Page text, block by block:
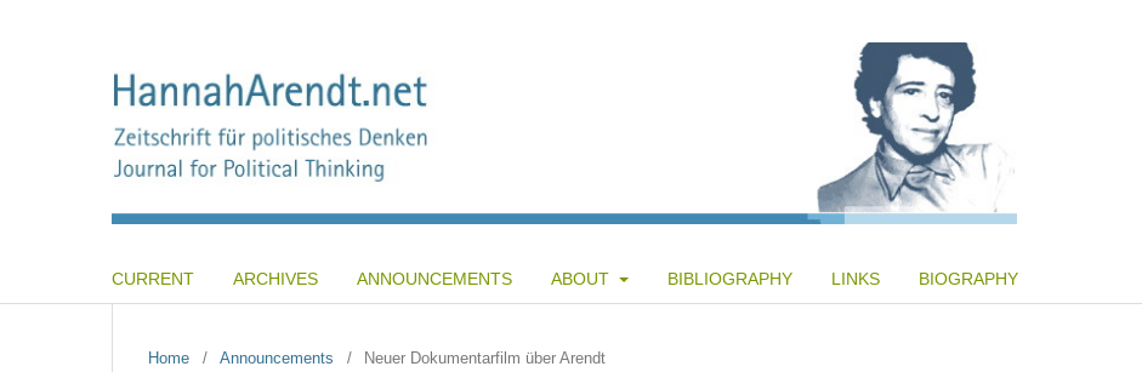
CURRENT ARCHIVES ANNOUNCEMENTS ABOUT BIBLIOGRAPHY LINKS BIOGRAPHY
Home / Announcements / Neuer Dokumentarfilm über Arendt